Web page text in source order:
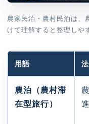
農家民泊・農村民泊は、
けて理解すると整理しや
用語
農泊（農村滞
在型旅行）